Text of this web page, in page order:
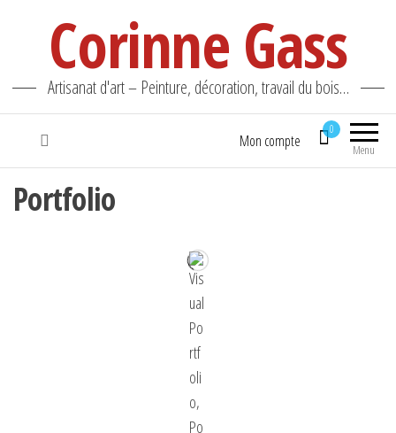
Corinne Gass
Artisanat d'art – Peinture, décoration, travail du bois…
Menu
0
Mon compte
Portfolio